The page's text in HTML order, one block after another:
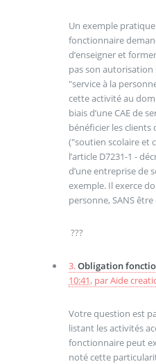
Un exemple
fonctionnaire
d’enseigner et
pas son autorisation
"service à la
cette activité au
biais d’une CAE de
bénéficier les clients
("soutien scolaire et
l’article D7231-1 -
d’une entreprise de
exemple. Il exerce
personne, SANS être
???
3.Obligation
10:41, parAide
Votre question est
listant les activités
fonctionnaire peut
noté cette